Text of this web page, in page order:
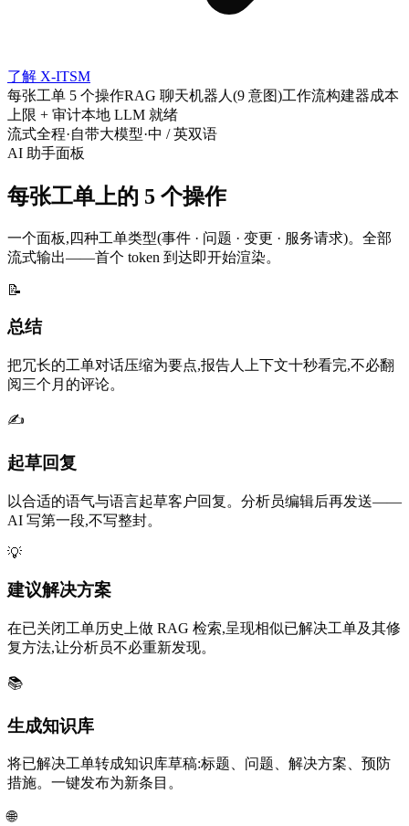
了解 X-ITSM
每张工单 5 个操作RAG 聊天机器人(9 意图)工作流构建器成本
上限 + 审计本地 LLM 就绪
流式全程·自带大模型·中 / 英双语
AI 助手面板
每张工单上的 5 个操作
一个面板,四种工单类型(事件 · 问题 · 变更 · 服务请求)。全部
流式输出——首个 token 到达即开始渲染。
📝
总结
把冗长的工单对话压缩为要点,报告人上下文十秒看完,不必翻
阅三个月的评论。
✍️
起草回复
以合适的语气与语言起草客户回复。分析员编辑后再发送——
AI 写第一段,不写整封。
💡
建议解决方案
在已关闭工单历史上做 RAG 检索,呈现相似已解决工单及其修
复方法,让分析员不必重新发现。
📚
生成知识库
将已解决工单转成知识库草稿:标题、问题、解决方案、预防
措施。一键发布为新条目。
🌐